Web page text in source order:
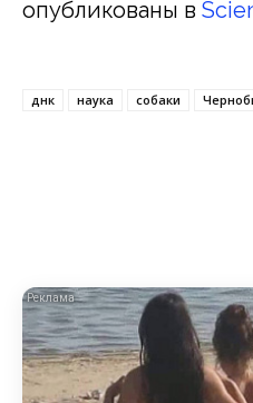
опубликованы в
днк наука собаки